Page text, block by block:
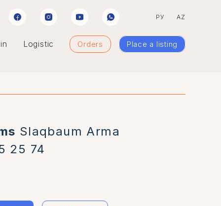
РУ AZ
Logistic Orders Place a listing
Slaqbaum Arma
25 74